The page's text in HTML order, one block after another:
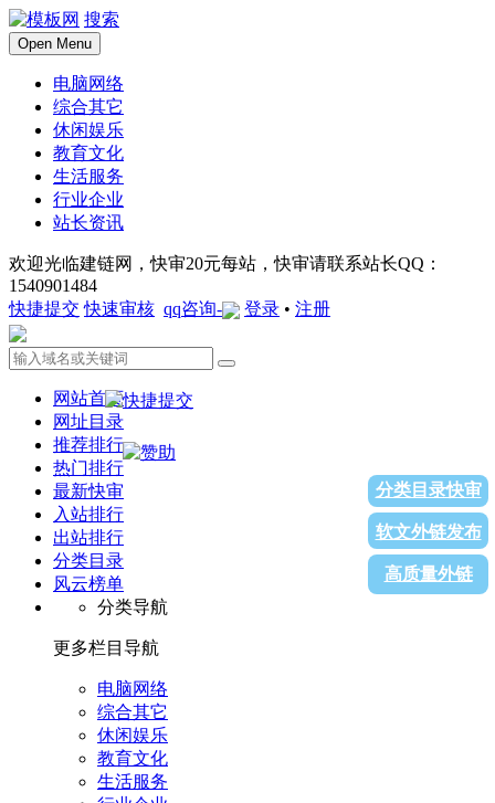
搜索
Open Menu
电脑网络
综合其它
休闲娱乐
教育文化
生活服务
行业企业
站长资讯
欢迎光临建链网，快审20元每站，快审请联系站长QQ：
1540901484
快捷提交 快速审核 qq咨询- 登录 • 注册
网站首页
网址目录
推荐排行
热门排行
最新快审
入站排行
出站排行
分类目录
风云榜单
分类导航
更多栏目导航
电脑网络
综合其它
休闲娱乐
教育文化
生活服务
分类目录快审
软文外链发布
高质量外链